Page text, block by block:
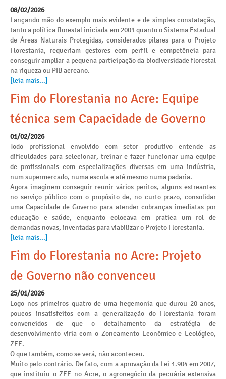
08/02/2026
Lançando mão do exemplo mais evidente e de simples constatação,
tanto a política florestal iniciada em 2001 quanto o Sistema Estadual
de Áreas Naturais Protegidas, considerados pilares para o Projeto
Florestania, requeriam gestores com perfil e competência para
conseguir ampliar a pequena participação da biodiversidade florestal
na riqueza ou PIB acreano.
[leia mais...]
Fim do Florestania no Acre: Equipe
técnica sem Capacidade de Governo
01/02/2026
Todo profissional envolvido com setor produtivo entende as
dificuldades para selecionar, treinar e fazer funcionar uma equipe
de profissionais com especializações diversas em uma indústria,
num supermercado, numa escola e até mesmo numa padaria.
Agora imaginem conseguir reunir vários peritos, alguns estreantes
no serviço público com o propósito de, no curto prazo, consolidar
uma Capacidade de Governo para atender cobranças imediatas por
educação e saúde, enquanto colocava em pratica um rol de
demandas novas, inventadas para viabilizar o Projeto Florestania.
[leia mais...]
Fim do Florestania no Acre: Projeto
de Governo não convenceu
25/01/2026
Logo nos primeiros quatro de uma hegemonia que durou 20 anos,
poucos insatisfeitos com a generalização do Florestania foram
convencidos de que o detalhamento da estratégia de
desenvolvimento viria com o Zoneamento Econômico e Ecológico,
ZEE.
O que também, como se verá, não aconteceu.
Muito pelo contrário. De fato, com a aprovação da Lei 1.904 em 2007,
que instituiu o ZEE no Acre, o agronegócio da pecuária extensiva